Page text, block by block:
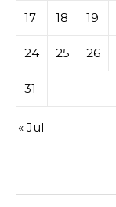
17 18 19
24 25 26
31
« Jul